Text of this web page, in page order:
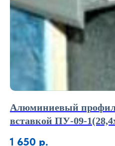
Алюминиевый
вставкой ПУ-09-
1 650 р.